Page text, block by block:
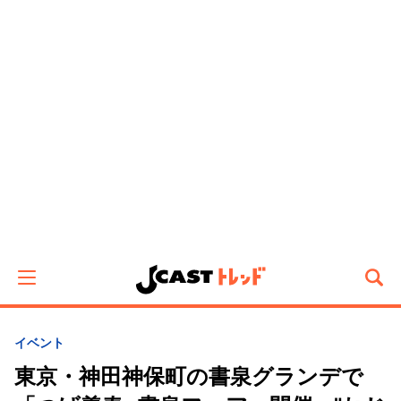
イベント
東京・神田神保町の書泉グランデで